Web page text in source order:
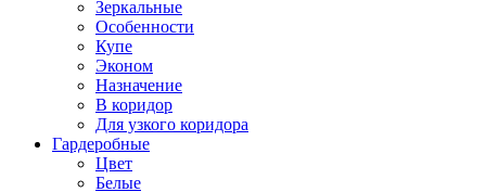
Зеркальные
Особенности
Купе
Эконом
Назначение
В коридор
Для узкого коридора
Гардеробные
Цвет
Белые